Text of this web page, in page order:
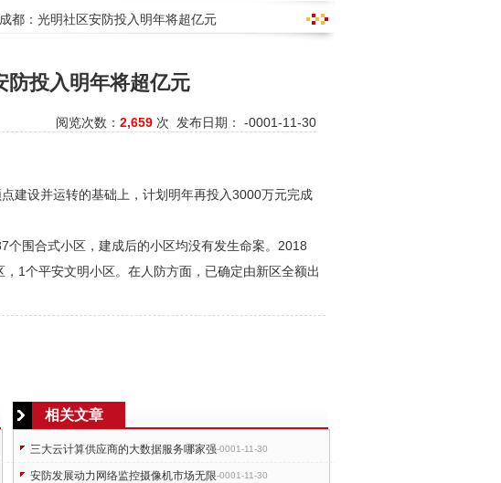
都：光明社区安防投入明年将超亿元
防投入明年将超亿元
阅览次数： 2,659 次 发布日期： -0001-11-30
建设并运转的基础上，计划明年再投入3000万元完成
围合式小区，建成后的小区均没有发生命案。2018
1个平安文明小区。在人防方面，已确定由新区全额出
相关文章
三大云计算供应商的大数据服务哪家强-0001-11-30
安防发展动力网络监控摄像机市场无限-0001-11-30